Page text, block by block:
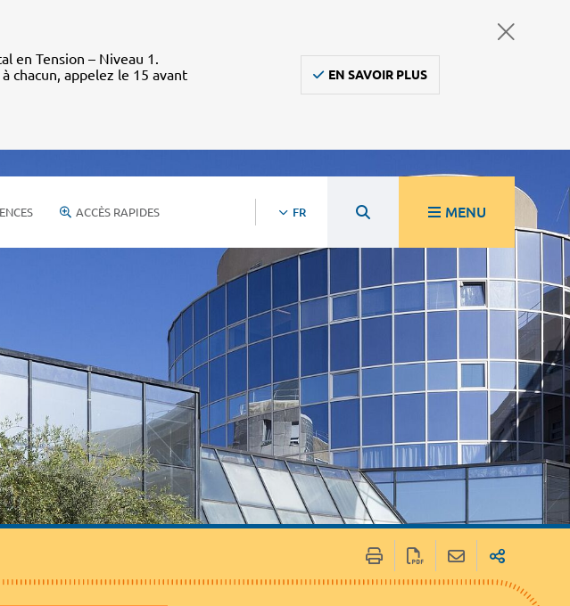
en Tension – Niveau 1.
chacun, appelez le 15 avant
EN SAVOIR PLUS
ACCÈS RAPIDES FR MENU